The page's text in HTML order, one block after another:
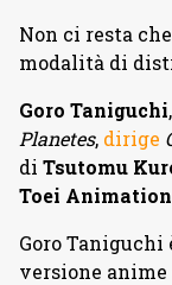
Non ci resta
modalità di
Goro Taniguchi
Planetes, dirige
di Tsutomu
Toei Animation
Goro
versione anime